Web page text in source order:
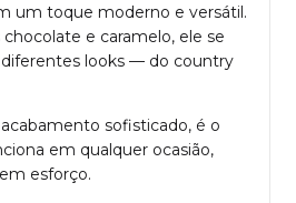
um toque moderno e versátil.
e caramelo, ele se
looks — do country
sofisticado, é o
em qualquer ocasião,
esforço.